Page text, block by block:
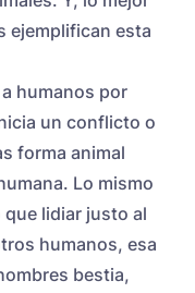
ejemplifican esta
humanos por
un conflicto o
forma animal
Lo mismo
lidiar justo al
humanos, esa
bestia,